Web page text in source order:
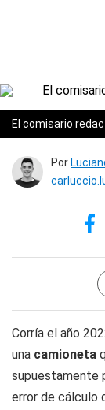
El comisario
Por
Corría el año
una camioneta
supuestamente
error de cálculo